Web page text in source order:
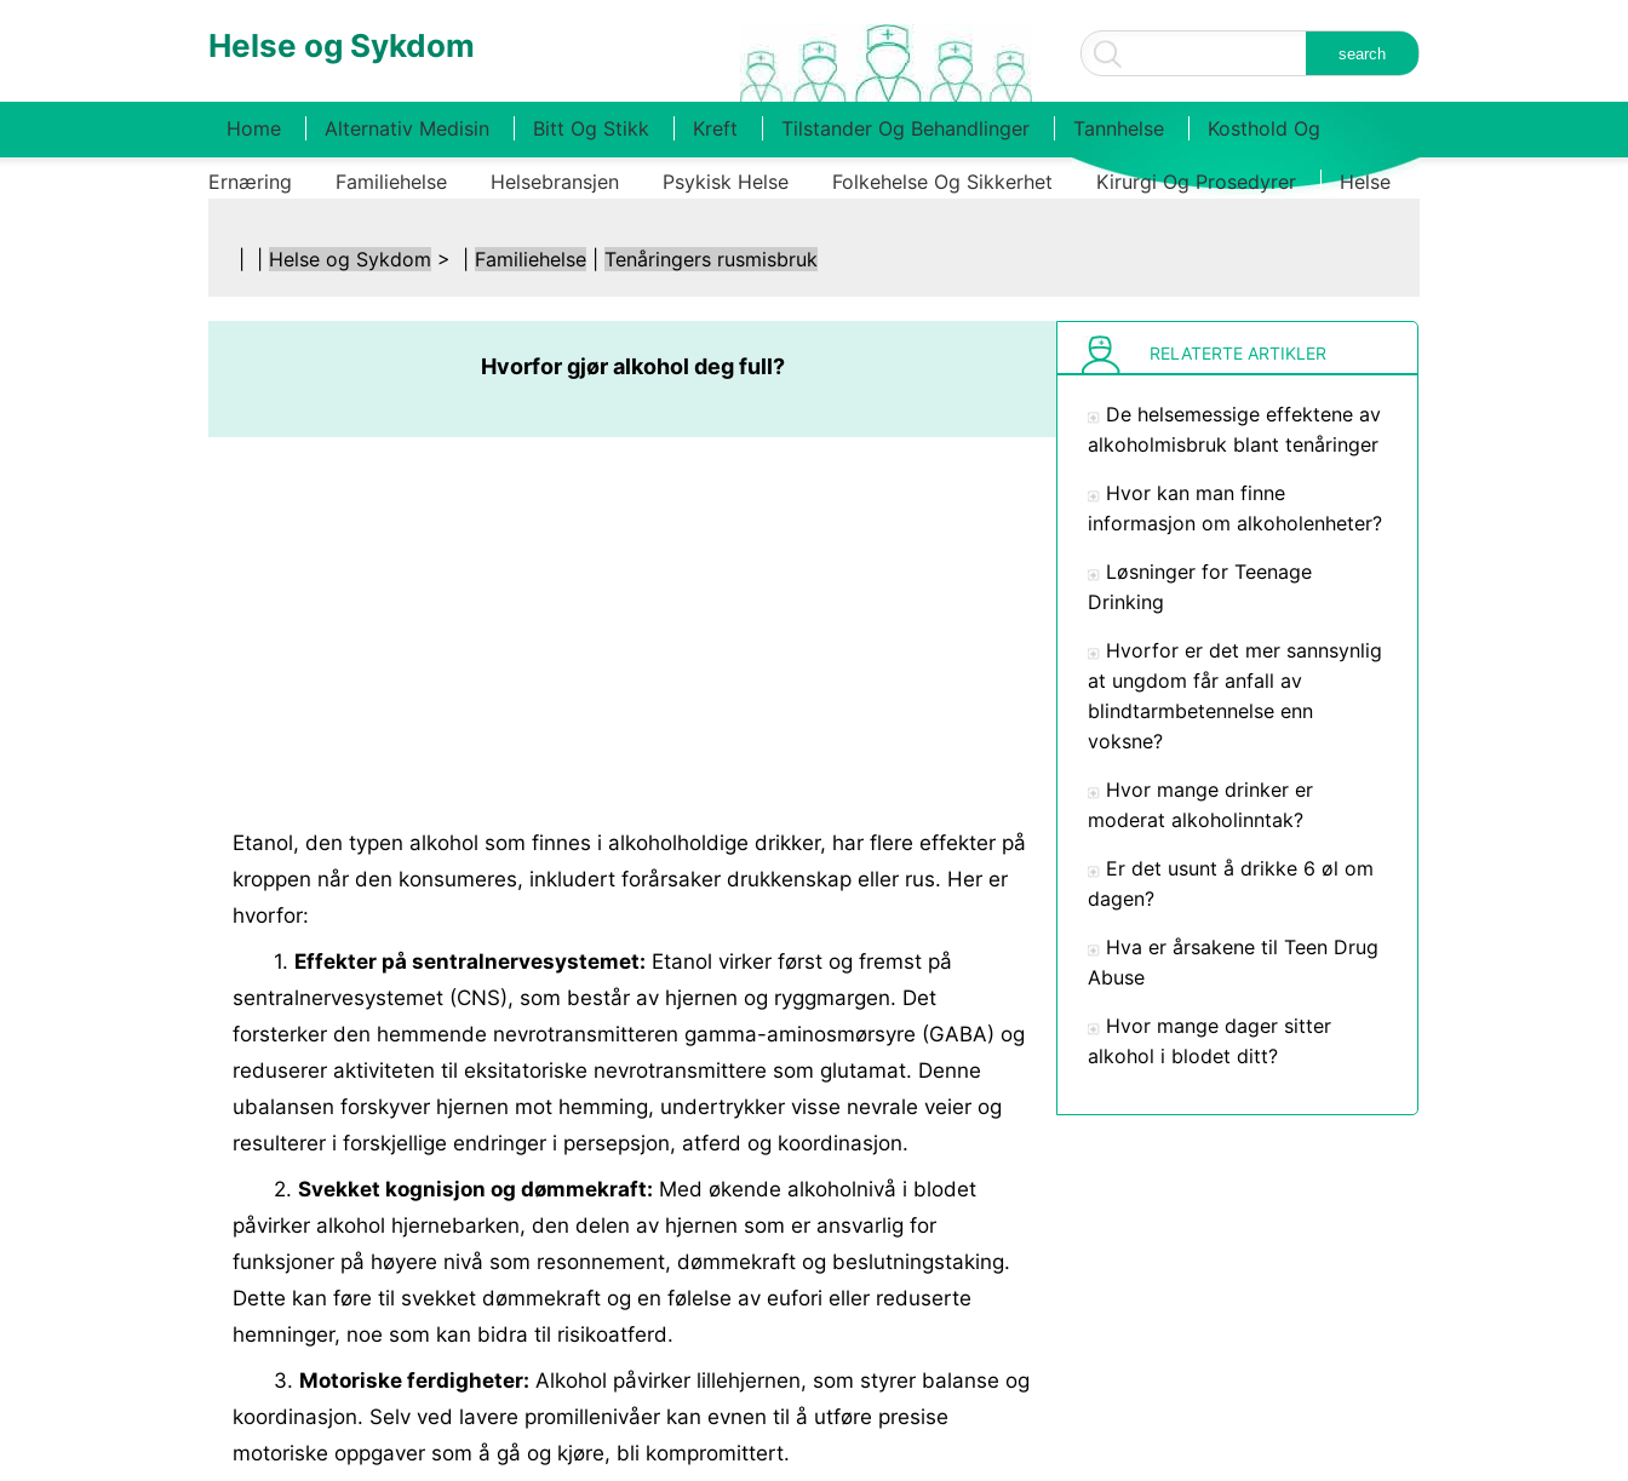
Helse og Sykdom
Home Alternativ Medisin Bitt Og Stikk Kreft Tilstander Og Behandlinger Tannhelse Kosthold Og
Ernæring Familiehelse Helsebransjen Psykisk Helse Folkehelse Og Sikkerhet Kirurgi Og Prosedyrer Helse
Helse og Sykdom > | Familiehelse Tenåringers rusmisbruk
Hvorfor gjør alkohol deg full?
Etanol, den typen alkohol som finnes i alkoholholdige drikker, har flere effekter på
kroppen når den konsumeres, inkludert forårsaker drukkenskap eller rus. Her er
hvorfor:
1. Effekter på sentralnervesystemet: Etanol virker først og fremst på
sentralnervesystemet (CNS), som består av hjernen og ryggmargen. Det
forsterker den hemmende nevrotransmitteren gamma-aminosmørsyre (GABA) og
reduserer aktiviteten til eksitatoriske nevrotransmittere som glutamat. Denne
ubalansen forskyver hjernen mot hemming, undertrykker visse nevrale veier og
resulterer i forskjellige endringer i persepsjon, atferd og koordinasjon.
2. Svekket kognisjon og dømmekraft: Med økende alkoholnivå i blodet
påvirker alkohol hjernebarken, den delen av hjernen som er ansvarlig for
funksjoner på høyere nivå som resonnement, dømmekraft og beslutningstaking.
Dette kan føre til svekket dømmekraft og en følelse av eufori eller reduserte
hemninger, noe som kan bidra til risikoatferd.
3. Motoriske ferdigheter: Alkohol påvirker lillehjernen, som styrer balanse og
koordinasjon. Selv ved lavere promillenivåer kan evnen til å utføre presise
motoriske oppgaver som å gå og kjøre, bli kompromittert.
RELATERTE ARTIKLER
De helsemessige effektene av
alkoholmisbruk blant tenåringer
Hvor kan man finne
informasjon om alkoholenheter?
Løsninger for Teenage
Drinking
Hvorfor er det mer sannsynlig
at ungdom får anfall av
blindtarmbetennelse enn
voksne?
Hvor mange drinker er
moderat alkoholinntak?
Er det usunt å drikke 6 øl om
dagen?
Hva er årsakene til Teen Drug
Abuse
Hvor mange dager sitter
alkohol i blodet ditt?